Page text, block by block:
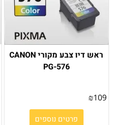
ראש דיו צבע מקורי CANON
PG-576
₪109
פרטים נוספים